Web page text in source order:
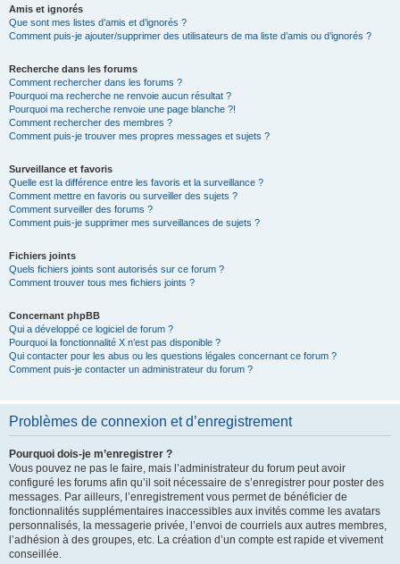
Amis et ignorés
Que sont mes listes d’amis et d’ignorés ?
Comment puis-je ajouter/supprimer des utilisateurs de ma liste d’amis ou d’ignorés ?
Recherche dans les forums
Comment rechercher dans les forums ?
Pourquoi ma recherche ne renvoie aucun résultat ?
Pourquoi ma recherche renvoie une page blanche ?!
Comment rechercher des membres ?
Comment puis-je trouver mes propres messages et sujets ?
Surveillance et favoris
Quelle est la différence entre les favoris et la surveillance ?
Comment mettre en favoris ou surveiller des sujets ?
Comment surveiller des forums ?
Comment puis-je supprimer mes surveillances de sujets ?
Fichiers joints
Quels fichiers joints sont autorisés sur ce forum ?
Comment trouver tous mes fichiers joints ?
Concernant phpBB
Qui a développé ce logiciel de forum ?
Pourquoi la fonctionnalité X n’est pas disponible ?
Qui contacter pour les abus ou les questions légales concernant ce forum ?
Comment puis-je contacter un administrateur du forum ?
Problèmes de connexion et d’enregistrement
Pourquoi dois-je m’enregistrer ?
Vous pouvez ne pas le faire, mais l’administrateur du forum peut avoir
configuré les forums afin qu’il soit nécessaire de s’enregistrer pour poster des
messages. Par ailleurs, l’enregistrement vous permet de bénéficier de
fonctionnalités supplémentaires inaccessibles aux invités comme les avatars
personnalisés, la messagerie privée, l’envoi de courriels aux autres membres,
l’adhésion à des groupes, etc. La création d’un compte est rapide et vivement
conseillée.